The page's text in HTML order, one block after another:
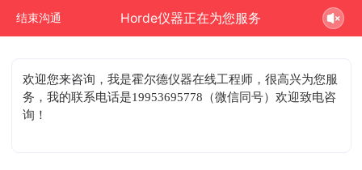
结束沟通 Horde仪器正在为您服务
欢迎您来咨询 ，我是霍尔德仪器在线工程师，很高兴为您服
务，我的联系电话是19953695778（微信同号）欢迎致电咨
询！